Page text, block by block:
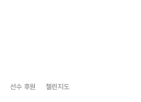
선수 후원 첼린지도